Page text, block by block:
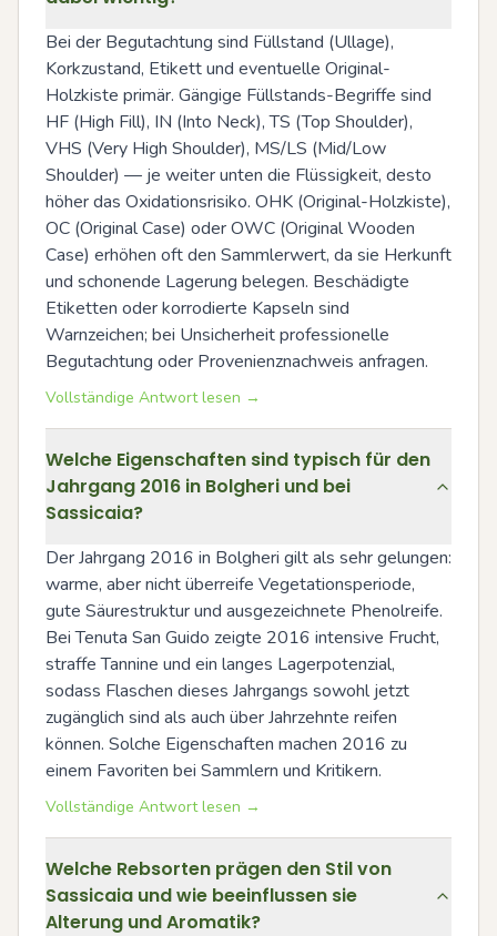
Bei der Begutachtung sind Füllstand (Ullage),
Korkzustand, Etikett und eventuelle Original-
Holzkiste primär. Gängige Füllstands-Begriffe sind
HF (High Fill), IN (Into Neck), TS (Top Shoulder),
VHS (Very High Shoulder), MS/LS (Mid/Low
Shoulder) — je weiter unten die Flüssigkeit, desto
höher das Oxidationsrisiko. OHK (Original-Holzkiste),
OC (Original Case) oder OWC (Original Wooden
Case) erhöhen oft den Sammlerwert, da sie Herkunft
und schonende Lagerung belegen. Beschädigte
Etiketten oder korrodierte Kapseln sind
Warnzeichen; bei Unsicherheit professionelle
Begutachtung oder Provenienznachweis anfragen.
Vollständige Antwort lesen →
Welche Eigenschaften sind typisch für den
Jahrgang 2016 in Bolgheri und bei
Sassicaia?
Der Jahrgang 2016 in Bolgheri gilt als sehr gelungen:
warme, aber nicht überreife Vegetationsperiode,
gute Säurestruktur und ausgezeichnete Phenolreife.
Bei Tenuta San Guido zeigte 2016 intensive Frucht,
straffe Tannine und ein langes Lagerpotenzial,
sodass Flaschen dieses Jahrgangs sowohl jetzt
zugänglich sind als auch über Jahrzehnte reifen
können. Solche Eigenschaften machen 2016 zu
einem Favoriten bei Sammlern und Kritikern.
Vollständige Antwort lesen →
Welche Rebsorten prägen den Stil von
Sassicaia und wie beeinflussen sie
Alterung und Aromatik?